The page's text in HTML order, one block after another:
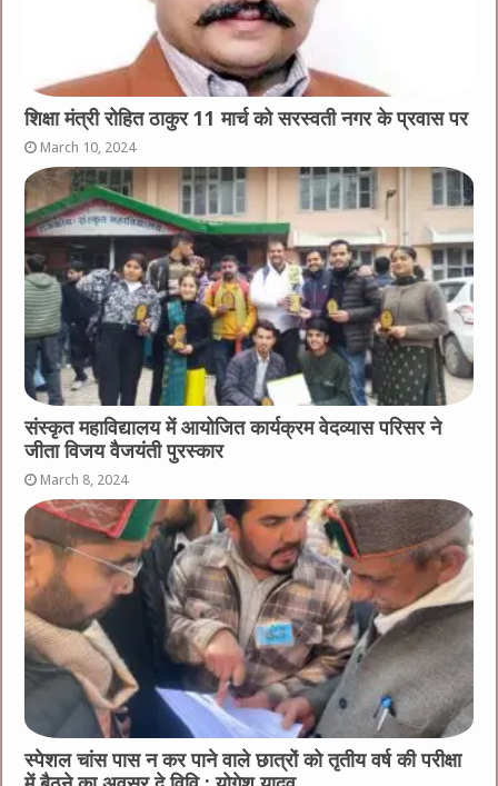
शिक्षा मंत्री रोहित ठाकुर 11 मार्च को सरस्वती नगर के प्रवास पर
March 10, 2024
संस्कृत महाविद्यालय में आयोजित कार्यक्रम वेदव्यास परिसर ने
जीता विजय वैजयंती पुरस्कार
March 8, 2024
स्पेशल चांस पास न कर पाने वाले छात्रों को तृतीय वर्ष की परीक्षा